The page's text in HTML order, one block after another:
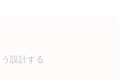
設計する